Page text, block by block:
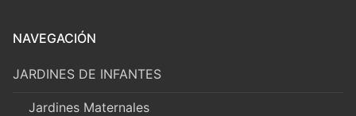
NAVEGACIÓN
JARDINES DE INFANTES
Jardines Maternales